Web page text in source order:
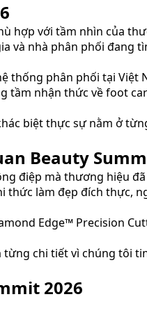
hợp với tầm nhìn của
và nhà phân phối
thống phân phối tại
tầm nhận thức về foot
biệt thực sự nằm ở
Beauty
điệp mà thương hiệu
làm đẹp đích thực,
Edge™ Precision
chi tiết vì chúng
2026